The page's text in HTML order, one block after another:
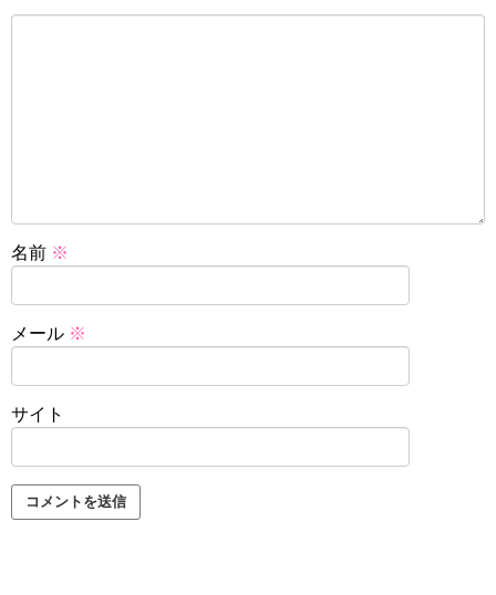
名前 ※
メール ※
サイト